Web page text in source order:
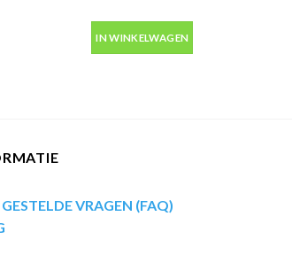
00086- aantal
IN WINKELWAGEN
VRAGEN (FAQ)